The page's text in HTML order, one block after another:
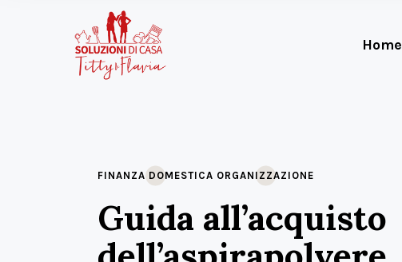
Home
FINANZA DOMESTICA ORGANIZZAZIONE
Guida all’acquisto